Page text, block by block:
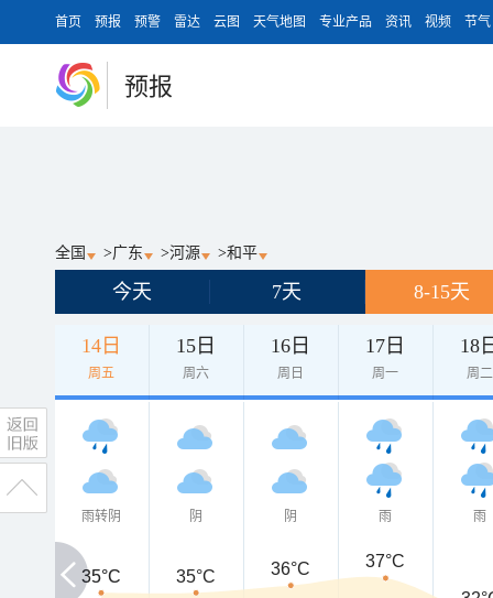
首页 预报 预警 雷达 云图 天气地图 专业产品 资讯 视频 节气
预报
全国 >广东 >河源 >和平
今天 7天 8-15天
14日
周五
15日
周六
16日
周日
17日
周一
18
周二
雨转阴 阴 阴 雨 雨
35°C
35°C 35°C 36°C 37°C